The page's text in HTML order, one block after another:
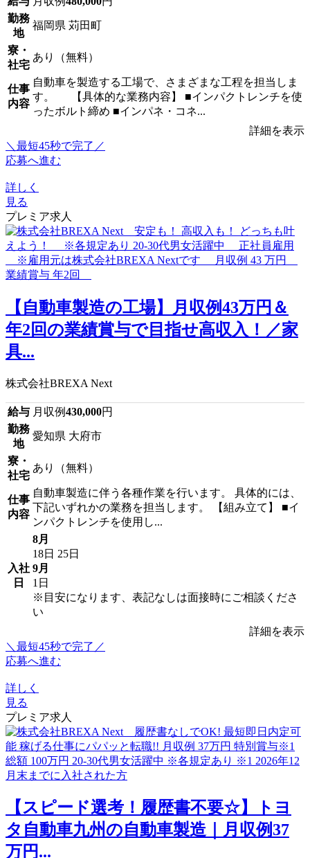
勤務
地
福岡県 苅田町
寮・
社宅
あり（無料）
仕事
内容
自動車を製造する工場で、さまざまな工程を担当しま
す。 【具体的な業務内容】 ■インパクトレンチを使
ったボルト締め ■インパネ・コネ...
詳細を表示
＼最短45秒で完了／
応募へ進む
詳しく
見る
プレミア求人
【自動車製造の工場】月収例43万円＆
年2回の業績賞与で目指せ高収入！／家
具...
株式会社BREXA Next
給与 月収例430,000円
勤務
地
愛知県 大府市
寮・
社宅
あり（無料）
仕事
内容
自動車製造に伴う各種作業を行います。 具体的には、
下記いずれかの業務を担当します。 【組み立て】 ■イ
ンパクトレンチを使用し...
入社
日
8月
18日 25日
9月
1日
※目安になります、表記なしは面接時にご相談くださ
い
詳細を表示
＼最短45秒で完了／
応募へ進む
詳しく
見る
プレミア求人
【スピード選考！履歴書不要☆】トヨ
タ自動車九州の自動車製造｜月収例37
万円...